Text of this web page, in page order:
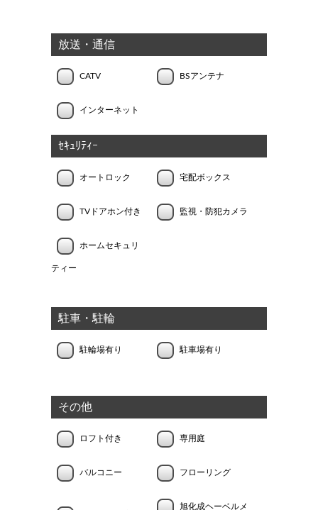
放送・通信
CATV BSアンテナ
インターネット
ｾｷｭﾘﾃｨｰ
オートロック 宅配ボックス
TVドアホン付き 監視・防犯カメラ
ホームセキュリ
ティー
駐車・駐輪
駐輪場有り 駐車場有り
その他
ロフト付き 専用庭
バルコニー フローリング
旭化成ヘーベルメ